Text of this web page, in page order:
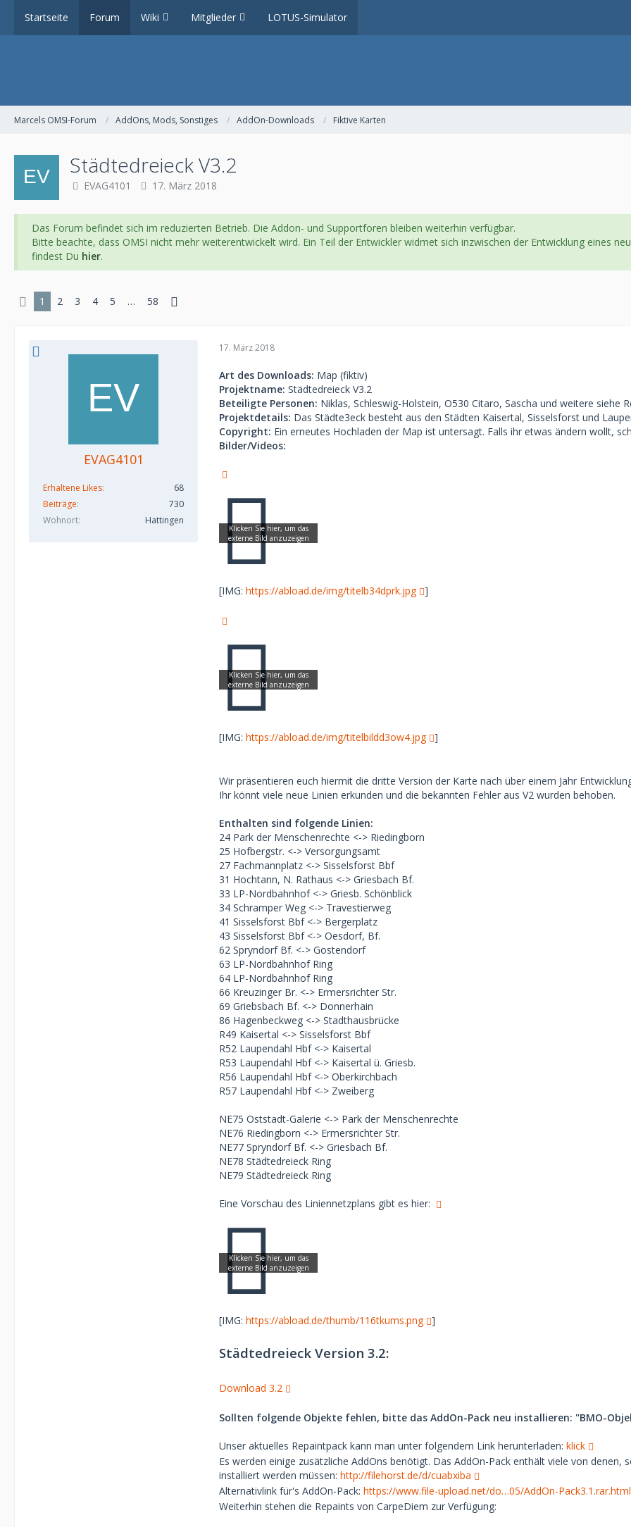
Startseite Forum Wiki Mitglieder LOTUS-Simulator
Marcels OMSI-Forum AddOns, Mods, Sonstiges AddOn-Downloads Fiktive Karten
Städtedreieck V3.2
EVAG4101 17. März 2018
Das Forum befindet sich im reduzierten Betrieb. Die Addon- und Supportforen bleiben weiterhin verfügbar.
Bitte beachte, dass OMSI nicht mehr weiterentwickelt wird. Ein Teil der Entwickler widmet sich inzwischen der Entwicklung eines
findest Du hier.
1 2 3 4 5 … 58
EVAG4101
Erhaltene Likes
68
Beiträge
730
Wohnort
Hattingen
17. März 2018
Art des Downloads: Map (fiktiv)
Projektname: Städtedreieck V3.2
Beteiligte Personen: Niklas, Schleswig-Holstein, O530 Citaro, Sascha und weitere siehe
Projektdetails: Das Städte3eck besteht aus den Städten Kaisertal, Sisselsforst und
Copyright: Ein erneutes Hochladen der Map ist untersagt. Falls ihr etwas ändern wollt,
Bilder/Videos:
[IMG: https://abload.de/img/titelb34dprk.jpg ]
[IMG: https://abload.de/img/titelbildd3ow4.jpg ]
Wir präsentieren euch hiermit die dritte Version der Karte nach über einem Jahr
Ihr könnt viele neue Linien erkunden und die bekannten Fehler aus V2 wurden behoben.
Enthalten sind folgende Linien:
24 Park der Menschenrechte <-> Riedingborn
25 Hofbergstr. <-> Versorgungsamt
27 Fachmannplatz <-> Sisselsforst Bbf
31 Hochtann, N. Rathaus <-> Griesbach Bf.
33 LP-Nordbahnhof <-> Griesb. Schönblick
34 Schramper Weg <-> Travestierweg
41 Sisselsforst Bbf <-> Bergerplatz
43 Sisselsforst Bbf <-> Oesdorf, Bf.
62 Spryndorf Bf. <-> Gostendorf
63 LP-Nordbahnhof Ring
64 LP-Nordbahnhof Ring
66 Kreuzinger Br. <-> Ermersrichter Str.
69 Griebsbach Bf. <-> Donnerhain
86 Hagenbeckweg <-> Stadthausbrücke
R49 Kaisertal <-> Sisselsforst Bbf
R52 Laupendahl Hbf <-> Kaisertal
R53 Laupendahl Hbf <-> Kaisertal ü. Griesb.
R56 Laupendahl Hbf <-> Oberkirchbach
R57 Laupendahl Hbf <-> Zweiberg
NE75 Oststadt-Galerie <-> Park der Menschenrechte
NE76 Riedingborn <-> Ermersrichter Str.
NE77 Spryndorf Bf. <-> Griesbach Bf.
NE78 Städtedreieck Ring
NE79 Städtedreieck Ring
Eine Vorschau des Liniennetzplans gibt es hier:
[IMG: https://abload.de/thumb/116tkums.png ]
Städtedreieck Version 3.2:
Download 3.2
Sollten folgende Objekte fehlen, bitte das AddOn-Pack neu installieren: "BMO-
Unser aktuelles Repaintpack kann man unter folgendem Link herunterladen: klick
Es werden einige zusätzliche AddOns benötigt. Das AddOn-Pack enthält viele von
installiert werden müssen: http://filehorst.de/d/cuabxiba
Alternativlink für's AddOn-Pack: https://www.file-upload.net/do…05/AddOn-Pack3.1.rar.html
Weiterhin stehen die Repaints von CarpeDiem zur Verfügung: